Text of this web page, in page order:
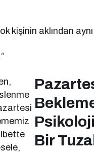
kişinin aklından
Bir